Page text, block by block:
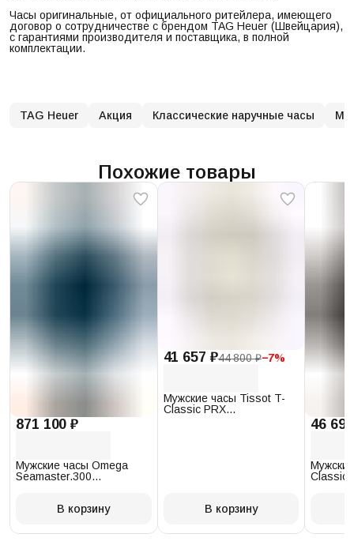
Часы оригинальные, от официального ритейлера, имеющего
договор о сотрудничестве с брендом TAG Heuer (Швейцария),
с гарантиями производителя и поставщика, в полной
комплектации.
TAG Heuer Акция Классические наручные часы
Похожие товары
871 100 ₽
Мужские часы Omega
Seamaster.300
В корзину
41 657 ₽44 800 ₽−7%
Мужские часы Tissot T-
Classic PRX
В корзину
46
Classic